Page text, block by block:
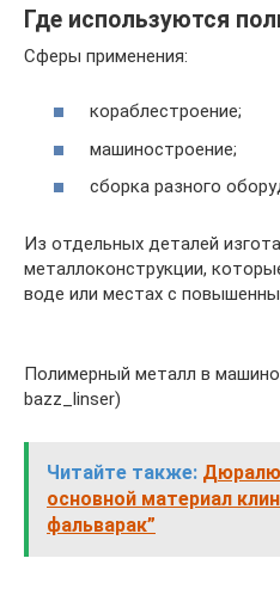
Где используются
Сферы применения:
кораблестроение;
машиностроение;
сборка разного
Из отдельных деталей
металлоконструкции,
воде или местах с
Полимерный металл в
bazz_linser)
Читайте также:
основной материал
фальварак”